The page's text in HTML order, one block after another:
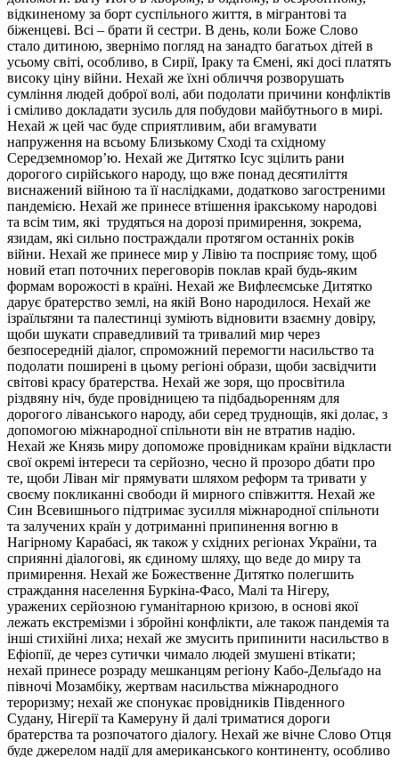
відкиненому за борт суспільного життя, в мігрантові та
біженцеві. Всі – брати й сестри. В день, коли Боже Слово
стало дитиною, звернімо погляд на занадто багатьох дітей в
усьому світі, особливо, в Сирії, Іраку та Ємені, які досі платять
високу ціну війни. Нехай же їхні обличчя розворушать
сумління людей доброї волі, аби подолати причини конфліктів
і сміливо докладати зусиль для побудови майбутнього в мирі.
Нехай ж цей час буде сприятливим, аби вгамувати
напруження на всьому Близькому Сході та східному
Середземномор’ю. Нехай же Дитятко Ісус зцілить рани
дорогого сирійського народу, що вже понад десятиліття
виснажений війною та її наслідками, додатково загостреними
пандемією. Нехай же принесе втішення іракському народові
та всім тим, які трудяться на дорозі примирення, зокрема,
язидам, які сильно постраждали протягом останніх років
війни. Нехай же принесе мир у Лівію та посприяє тому, щоб
новий етап поточних переговорів поклав край будь-яким
формам ворожості в країні. Нехай же Вифлеємське Дитятко
дарує братерство землі, на якій Воно народилося. Нехай же
ізраїльтяни та палестинці зуміють відновити взаємну довіру,
щоби шукати справедливий та тривалий мир через
безпосередній діалог, спроможний перемогти насильство та
подолати поширені в цьому регіоні образи, щоби засвідчити
світові красу братерства. Нехай же зоря, що просвітила
різдвяну ніч, буде провідницею та підбадьоренням для
дорогого ліванського народу, аби серед труднощів, які долає, з
допомогою міжнародної спільноти він не втратив надію.
Нехай же Князь миру допоможе провідникам країни відкласти
свої окремі інтереси та серйозно, чесно й прозоро дбати про
те, щоби Ліван міг прямувати шляхом реформ та тривати у
своєму покликанні свободи й мирного співжиття. Нехай же
Син Всевишнього підтримає зусилля міжнародної спільноти
та залучених країн у дотриманні припинення вогню в
Нагірному Карабасі, як також у східних регіонах України, та
сприянні діалогові, як єдиному шляху, що веде до миру та
примирення. Нехай же Божественне Дитятко полегшить
страждання населення Буркіна-Фасо, Малі та Нігеру,
уражених серйозною гуманітарною кризою, в основі якої
лежать екстремізми і збройні конфлікти, але також пандемія та
інші стихійні лиха; нехай же змусить припинити насильство в
Ефіопії, де через сутички чимало людей змушені втікати;
нехай принесе розраду мешканцям регіону Кабо-Дельґадо на
півночі Мозамбіку, жертвам насильства міжнародного
тероризму; нехай же спонукає провідників Південного
Судану, Нігерії та Камеруну й далі триматися дороги
братерства та розпочатого діалогу. Нехай же вічне Слово Отця
буде джерелом надії для американського континенту, особливо